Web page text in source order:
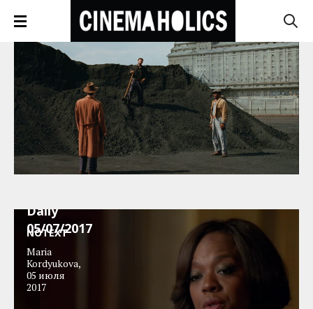
News
Daily
05/07/2017
Maria
Kordyukova,
05 июля
2017
NOTEXT